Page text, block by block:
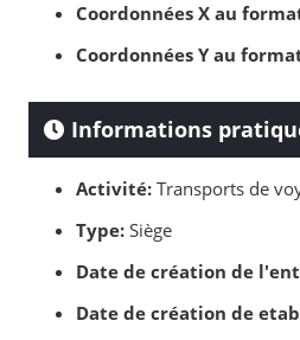
Coordonnées X au
Coordonnées Y au
Informations
Activité: Transports de
Type: Siège
Date de création de
Date de création de